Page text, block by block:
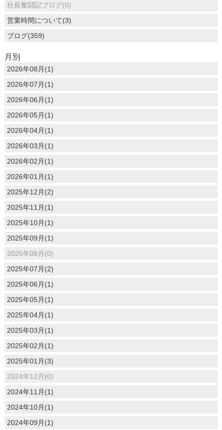
社長奮闘記ブログ(0)
営業時間について(3)
ブログ(359)
月別
2026年08月(1)
2026年07月(1)
2026年06月(1)
2026年05月(1)
2026年04月(1)
2026年03月(1)
2026年02月(1)
2026年01月(1)
2025年12月(2)
2025年11月(1)
2025年10月(1)
2025年09月(1)
2025年08月(0)
2025年07月(2)
2025年06月(1)
2025年05月(1)
2025年04月(1)
2025年03月(1)
2025年02月(1)
2025年01月(3)
2024年12月(0)
2024年11月(1)
2024年10月(1)
2024年09月(1)